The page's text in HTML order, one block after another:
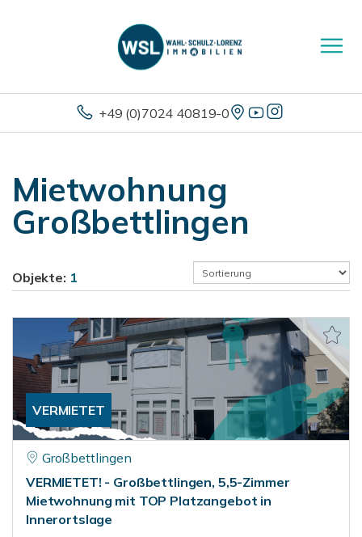
+49 (0)7024 40819-0
Mietwohnung
Großbettlingen
Objekte: 1
VERMIETET
Großbettlingen
VERMIETET! - Großbettlingen, 5,5-Zimmer
Mietwohnung mit TOP Platzangebot in
Innerortslage